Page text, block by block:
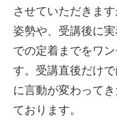
させていただきま
姿勢や、受講後に
での定着までをワ
す。受講直後だけ
に言動が変わって
ております。